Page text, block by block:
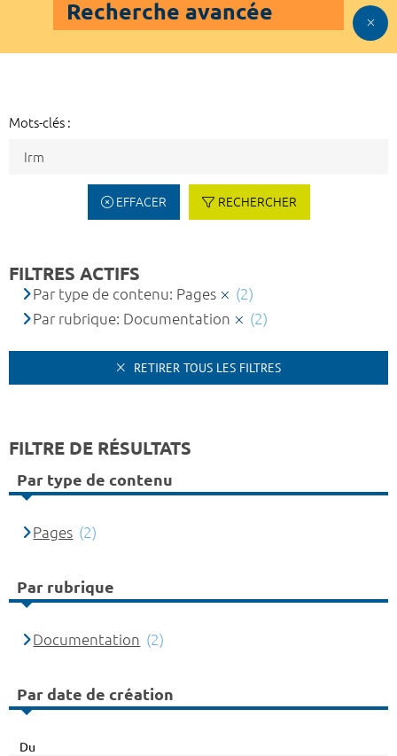
Recherche avancée
Mots-clés :
EFFACER RECHERCHER
FILTRES ACTIFS
Par type de contenu: Pages
(2)
Par rubrique: Documentation
(2)
RETIRER TOUS LES FILTRES
FILTRE DE RÉSULTATS
Par type de contenu
Pages (2)
Par rubrique
Documentation (2)
Par date de création
Du